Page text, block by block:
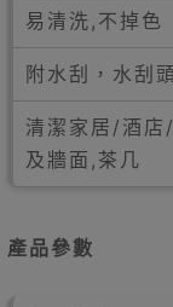
易清洗,不掉色
附水刮，水刮
清潔家居/酒店
及牆面,茶几
產品參數